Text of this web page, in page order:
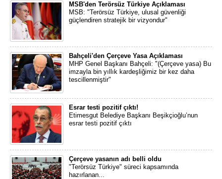
MSB'den Terörsüz Türkiye Açıklaması
MSB: "Terörsüz Türkiye, ulusal güvenliği
güçlendiren stratejik bir vizyondur"
Bahçeli'den Çerçeve Yasa Açıklaması
MHP Genel Başkanı Bahçeli: "(Çerçeve yasa) Bu
imzayla bin yıllık kardeşliğimiz bir kez daha
tescillenmiştir"
Esrar testi pozitif çıktı!
Etimesgut Belediye Başkanı Beşikçioğlu’nun
esrar testi pozitif çıktı
Çerçeve yasanın adı belli oldu
"Terörsüz Türkiye" süreci kapsamında
hazırlanan...